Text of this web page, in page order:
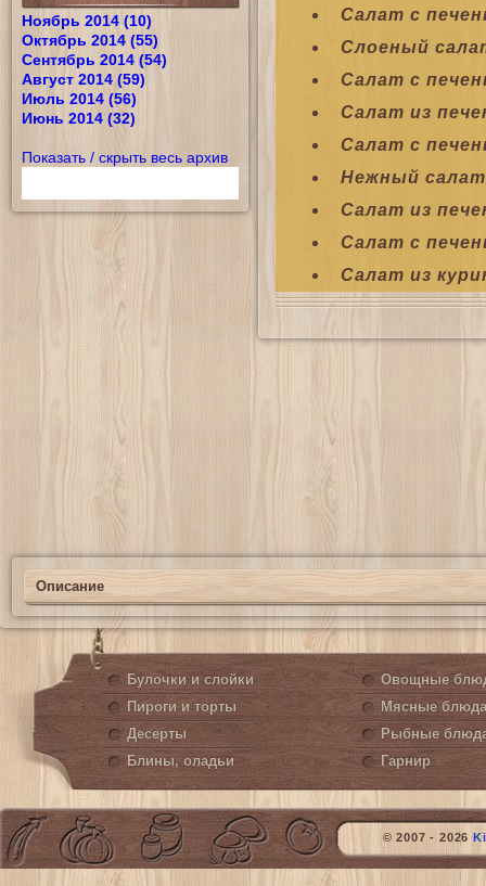
Ноябрь 2014 (10)
Октябрь 2014 (55)
Сентябрь 2014 (54)
Август 2014 (59)
Июль 2014 (56)
Июнь 2014 (32)
Показать / скрыть весь архив
Салат с
Слоеный
Салат с
Салат из
Салат с
Нежный салат
Салат из
Салат с
Салат из
Описание
Булочки и слойки
Пироги и торты
Десерты
Блины, оладьи
Овощные
Мясные блюда
Рыбные
Гарнир
© 2007 - 2026